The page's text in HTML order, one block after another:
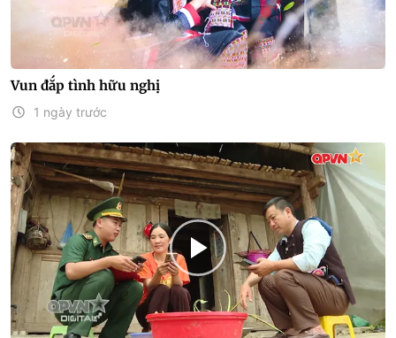
Vun đắp tình hữu nghị
1 ngày trước